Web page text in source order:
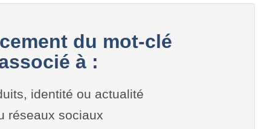
du mot-clé
à :
identité ou actualité
réseaux sociaux